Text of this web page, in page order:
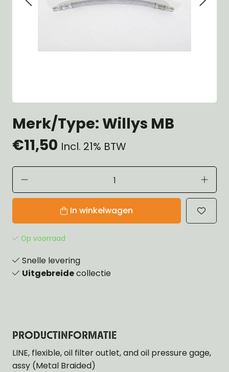
Merk/Type: Willys MB
€11,50 Incl. 21% BTW
In winkelwagen
Op voorraad
Snelle levering
Uitgebreidecollectie
PRODUCTINFORMATIE
LINE, flexible, oil filter outlet, and oil pressure gage,
assy (Metal Braided)